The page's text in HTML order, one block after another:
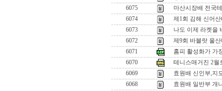
6075
마산시장배 전국
6074
제1회 김해 신어
6073
나도 이제 라켓을
6072
제9회 바블랏 울
6071
홈피 활성화가 가
6070
테니스매거진 2월
6069
효원배 신인부,지
6068
효원배 일반부 개